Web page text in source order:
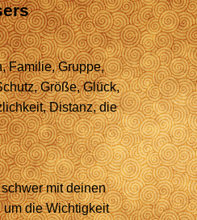
Familie, Gruppe,
Größe, Glück,
Distanz, die
mit deinen
um die Wichtigkeit